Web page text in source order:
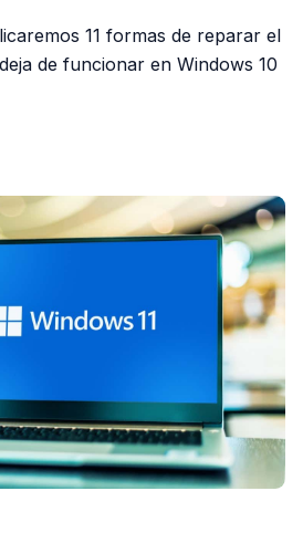
11 formas de reparar el
de funcionar en Windows 10